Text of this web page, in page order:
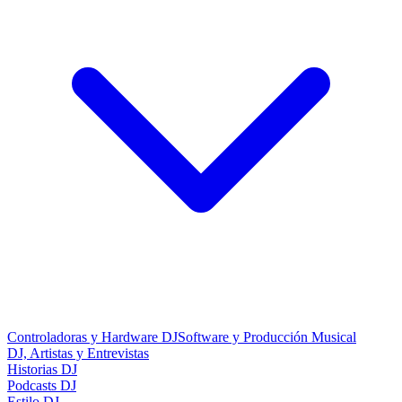
Controladoras y Hardware DJSoftware y Producción Musical
DJ, Artistas y Entrevistas
Historias DJ
Podcasts DJ